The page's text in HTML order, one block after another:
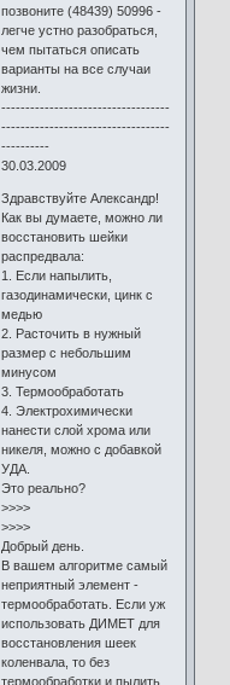
позвоните (48439) 50996 -
легче устно разобраться,
чем пытаться описать
варианты на все случаи
жизни.
-----------------------------------
-----------------------------------
----------
30.03.2009
Здравствуйте Александр!
Как вы думаете, можно ли
восстановить шейки
распредвала:
1. Если напылить,
газодинамически, цинк с
медью
2. Расточить в нужный
размер с небольшим
минусом
3. Термообработать
4. Электрохимически
нанести слой хрома или
никеля, можно с добавкой
УДА.
Это реально?
>>>>
>>>>
Добрый день.
В вашем алгоритме самый
неприятный элемент -
термообработать. Если уж
использовать ДИМЕТ для
восстановления шеек
коленвала, то без
термообработки и пылить